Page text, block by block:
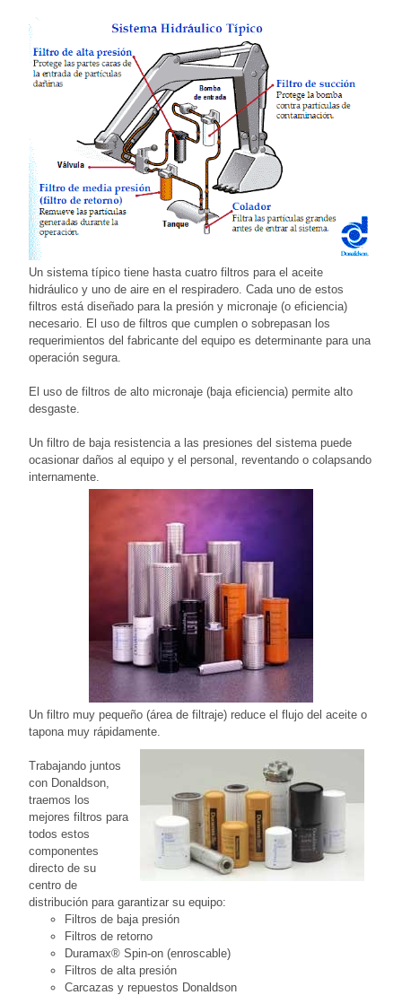
Un sistema típico tiene hasta cuatro filtros para el aceite
hidráulico y uno de aire en el respiradero. Cada uno de estos
filtros está diseñado para la presión y micronaje (o eficiencia)
necesario. El uso de filtros que cumplen o sobrepasan los
requerimientos del fabricante del equipo es determinante para una
operación segura.
El uso de filtros de alto micronaje (baja eficiencia) permite alto
desgaste.
Un filtro de baja resistencia a las presiones del sistema puede
ocasionar daños al equipo y el personal, reventando o colapsando
internamente.
Un filtro muy pequeño (área de filtraje) reduce el flujo del aceite o
tapona muy rápidamente.
Trabajando juntos
con Donaldson,
traemos los
mejores filtros para
todos estos
componentes
directo de su
centro de
distribución para garantizar su equipo:
Filtros de baja presión
Filtros de retorno
Duramax® Spin-on (enroscable)
Filtros de alta presión
Carcazas y repuestos Donaldson